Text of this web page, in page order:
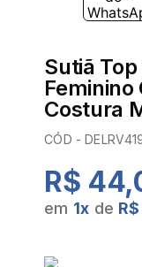
Sutiã Top
Feminino
Costura
CÓD -
R$
em 1x de